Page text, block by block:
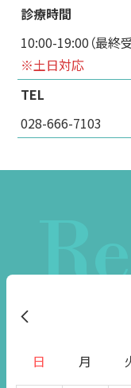
診療時間
10:00-19:00（最終
※土日対応
TEL
028-666-7103
日 月